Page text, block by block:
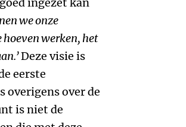
we onze
werken, het
Deze visie is
eerste
overigens over de
is niet de